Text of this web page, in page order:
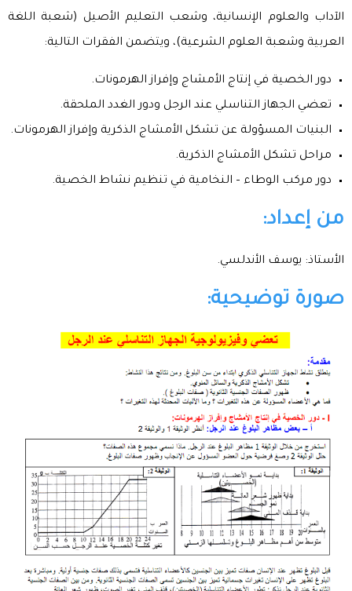
الآداب والعلوم الإنسانية، وشعب التعليم الأصيل (شعبة اللغة
العربية وشعبة العلوم الشرعية)، ويتضمن الفقرات التالية:
دور الخصية في إنتاج الأمشاج وإفراز الهرمونات.
تعضي الجهاز التناسلي عند الرجل ودور الغدد الملحقة.
البنيات المسؤولة عن تشكل الأمشاج الذكرية وإفراز الهرمونات.
مراحل تشكل الأمشاج الذكرية.
دور مركب الوطاء – النخامية في تنظيم نشاط الخصية.
من إعداد:
الأستاذ: يوسف الأندلسي.
صورة توضيحية: